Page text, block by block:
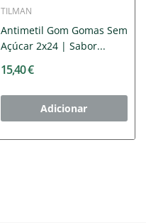
TILMAN
Antimetil Gom Gomas Sem
Açúcar 2x24 | Sabor...
15,40 €
Adicionar